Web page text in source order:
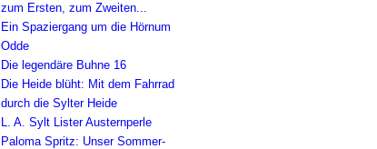
zum Ersten, zum Zweiten...
Ein Spaziergang um die Hörnum
Odde
Die legendäre Buhne 16
Die Heide blüht: Mit dem Fahrrad
durch die Sylter Heide
L. A. Sylt Lister Austernperle
Paloma Spritz: Unser Sommer-